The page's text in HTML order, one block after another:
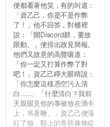
便都看著他笑，有的叫道：
「資乙己，你是不是作弊
了！」他不回答，對櫃裡
說：「開Discord群，要放
限動。」便排出政見簡報。
他們又故意的高聲嚷道：
「你一定又打算作弊了對
吧！」資乙己睜大眼晴說：
「你怎麼這樣憑空污人清
白......」「什麼清白？我前
天親眼見你的事被放在滴卡
上，吊著鞭。」資乙己便漲
紅了臉，額上的青筋條條綻